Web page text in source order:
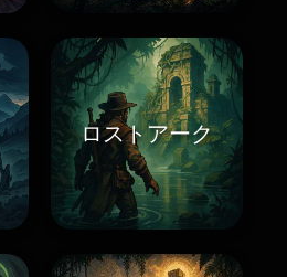
ロストアーク